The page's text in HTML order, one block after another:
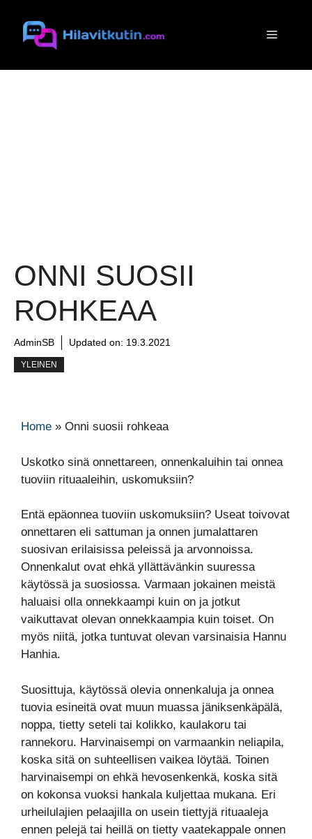
sisältöön
Valikko
ONNI SUOSII
ROHKEAA
AdminSB Updated on: 19.3.2021
YLEINEN
Home » Onni suosii rohkeaa
Uskotko sinä onnettareen, onnenkaluihin tai onnea
tuoviin rituaaleihin, uskomuksiin?
Entä epäonnea tuoviin uskomuksiin? Useat toivovat
onnettaren eli sattuman ja onnen jumalattaren
suosivan erilaisissa peleissä ja arvonnoissa.
Onnenkalut ovat ehkä yllättävänkin suuressa
käytössä ja suosiossa. Varmaan jokainen meistä
haluaisi olla onnekkaampi kuin on ja jotkut
vaikuttavat olevan onnekkaampia kuin toiset. On
myös niitä, jotka tuntuvat olevan varsinaisia Hannu
Hanhia.
Suosittuja, käytössä olevia onnenkaluja ja onnea
tuovia esineitä ovat muun muassa jäniksenkäpälä,
noppa, tietty seteli tai kolikko, kaulakoru tai
rannekoru. Harvinaisempi on varmaankin neliapila,
koska sitä on suhteellisen vaikea löytää. Toinen
harvinaisempi on ehkä hevosenkenkä, koska sitä
on kokonsa vuoksi hankala kuljettaa mukana. Eri
urheilulajien pelaajilla on usein tiettyjä rituaaleja
ennen pelejä tai heillä on tietty vaatekappale onnen